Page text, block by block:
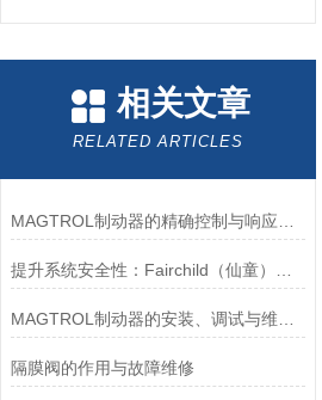
相关文章
RELATED ARTICLES
隔膜阀的作用与故障维修